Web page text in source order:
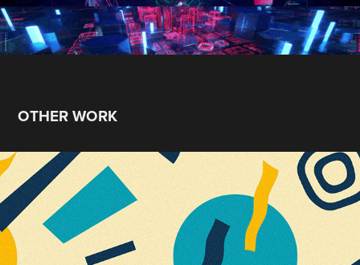
OTHER WORK
2017 二十.羽泉演唱會
2018